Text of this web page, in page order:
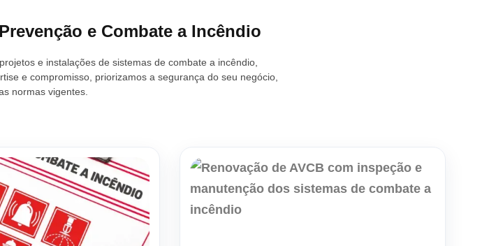
e Combate a Incêndio
e instalações de sistemas de combate a incêndio,
e compromisso, priorizamos a segurança do seu negócio,
normas vigentes.